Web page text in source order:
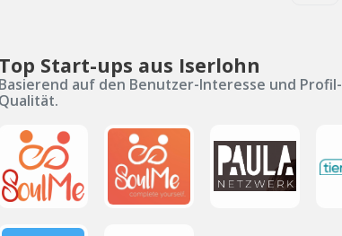
Top Start-ups aus Iserlohn
Basierend auf den Benutzer-Interesse und Profil-
Qualität.